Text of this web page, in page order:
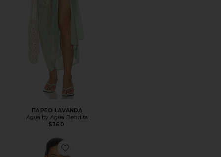
ПАРЕО LAVANDA
Agua by Agua Bendita
$360
Favorite БИКИНИ-БЮСТЬЕ KIWI